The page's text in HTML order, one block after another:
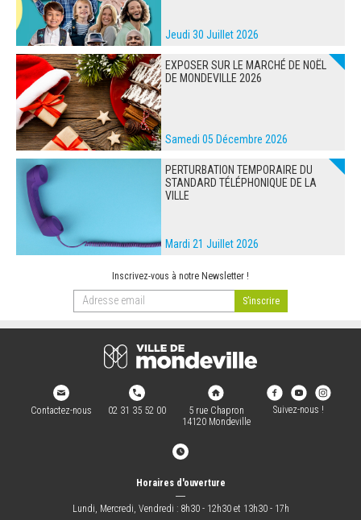
Jeudi 30 Juillet 2026
EXPOSER SUR LE MARCHÉ DE NOËL
DE MONDEVILLE 2026
Samedi 05 Décembre 2026
PERTURBATION TEMPORAIRE DU
STANDARD TÉLÉPHONIQUE DE LA
VILLE
Mardi 21 Juillet 2026
Inscrivez-vous à notre Newsletter !
Contactez-nous 02 31 35 52 00
5 rue Chapron
14120 Mondeville
Suivez-nous !
Horaires d'ouverture
―
Lundi, Mercredi, Vendredi : 8h30 - 12h30 et 13h30 - 17h